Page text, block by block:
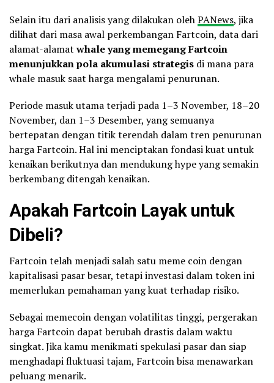
Selain itu dari analisis yang dilakukan olehPANews, jika
dilihat dari masa awal perkembangan Fartcoin, data dari
alamat-alamatwhale yang memegang Fartcoin
menunjukkan pola akumulasi strategis di mana para
whale masuk saat harga mengalami penurunan.
Periode masuk utama terjadi pada 1–3 November, 18–20
November, dan 1–3 Desember, yang semuanya
bertepatan dengan titik terendah dalam tren penurunan
harga Fartcoin. Hal ini menciptakan fondasi kuat untuk
kenaikan berikutnya dan mendukung hype yang semakin
berkembang ditengah kenaikan.
Apakah Fartcoin Layak untuk
Dibeli?
Fartcoin telah menjadi salah satu meme coin dengan
kapitalisasi pasar besar, tetapi investasi dalam token ini
memerlukan pemahaman yang kuat terhadap risiko.
Sebagai memecoin dengan volatilitas tinggi, pergerakan
harga Fartcoin dapat berubah drastis dalam waktu
singkat. Jika kamu menikmati spekulasi pasar dan siap
menghadapi fluktuasi tajam, Fartcoin bisa menawarkan
peluang menarik.